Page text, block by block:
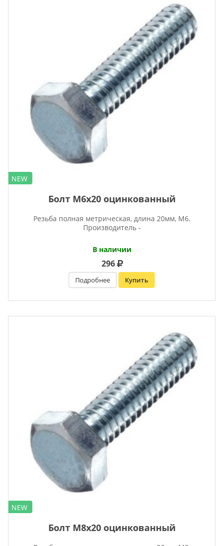
NEW
Болт М6х20 оцинкованный
Резьба полная метрическая, длина 20мм, М6.
Производитель -
В наличии
296
Подробнее Купить
NEW
Болт М8х20 оцинкованный